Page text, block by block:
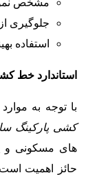
جلوگیری
استفاده
استاندارد خط
با توجه به
کشی پارکینگ
های مسکونی و
حائز اهمیت